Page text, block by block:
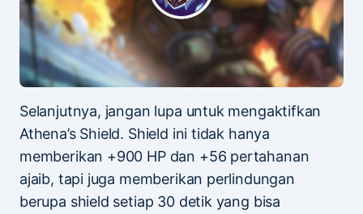
Selanjutnya, jangan lupa untuk mengaktifkan
Athena’s Shield. Shield ini tidak hanya
memberikan +900 HP dan +56 pertahanan
ajaib, tapi juga memberikan perlindungan
berupa shield setiap 30 detik yang bisa